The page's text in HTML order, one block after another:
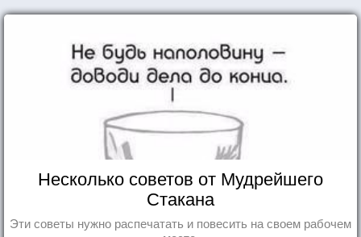
Несколько советов от Мудрейшего
Стакана
Эти советы нужно распечатать и повесить на своем рабочем